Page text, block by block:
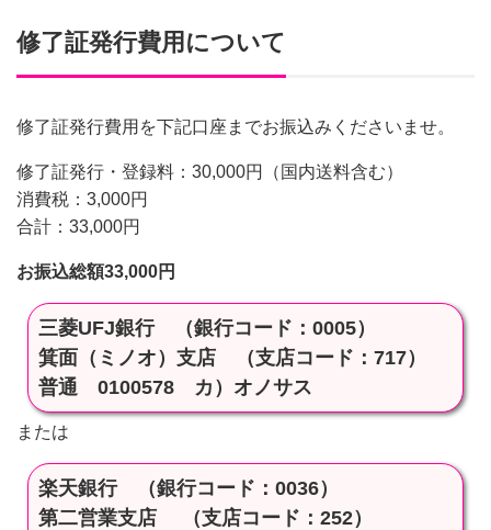
修了証発行費用について
修了証発行費用を下記口座までお振込みくださいませ。
修了証発行・登録料：30,000円（国内送料含む）
消費税：3,000円
合計：33,000円
お振込総額33,000円
三菱UFJ銀行 （銀行コード：0005）
箕面（ミノオ）支店 （支店コード：717）
普通 0100578 カ）オノサス
または
楽天銀行 （銀行コード：0036）
第二営業支店 （支店コード：252）